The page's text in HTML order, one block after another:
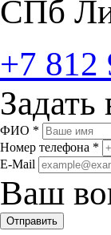
СПб
+7 812
Задать
ФИО *
Номер телефона *
E-Mail
Ваш
Отправить